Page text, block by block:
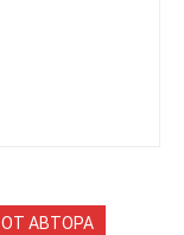
АВТОРА